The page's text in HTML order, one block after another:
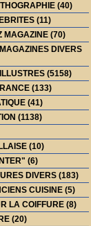
(40)
(11)
MAGAZINE (70)
DIVERS
(5158)
(133)
(41)
(1138)
(10)
(6)
DIVERS (183)
CUISINE (5)
LA COIFFURE (8)
(20)